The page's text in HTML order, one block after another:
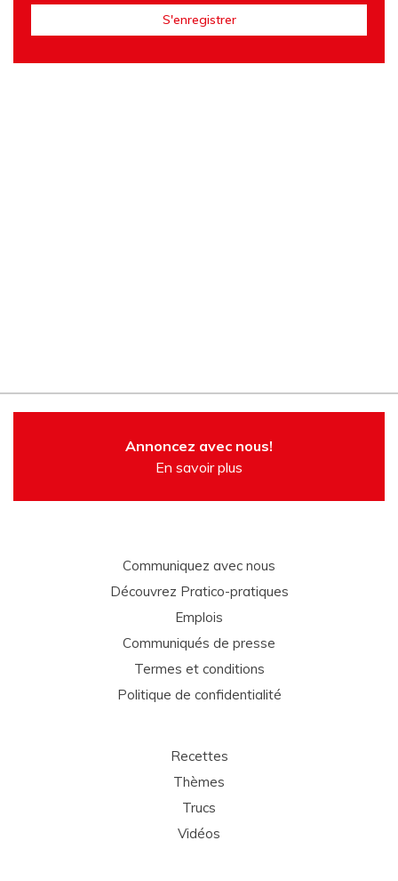
Annoncez avec nous!
En savoir plus
Communiquez avec nous
Découvrez Pratico-pratiques
Emplois
Communiqués de presse
Termes et conditions
Politique de confidentialité
Recettes
Thèmes
Trucs
Vidéos